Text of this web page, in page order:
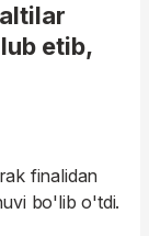
etib,
finalidan
bo'lib o'tdi.